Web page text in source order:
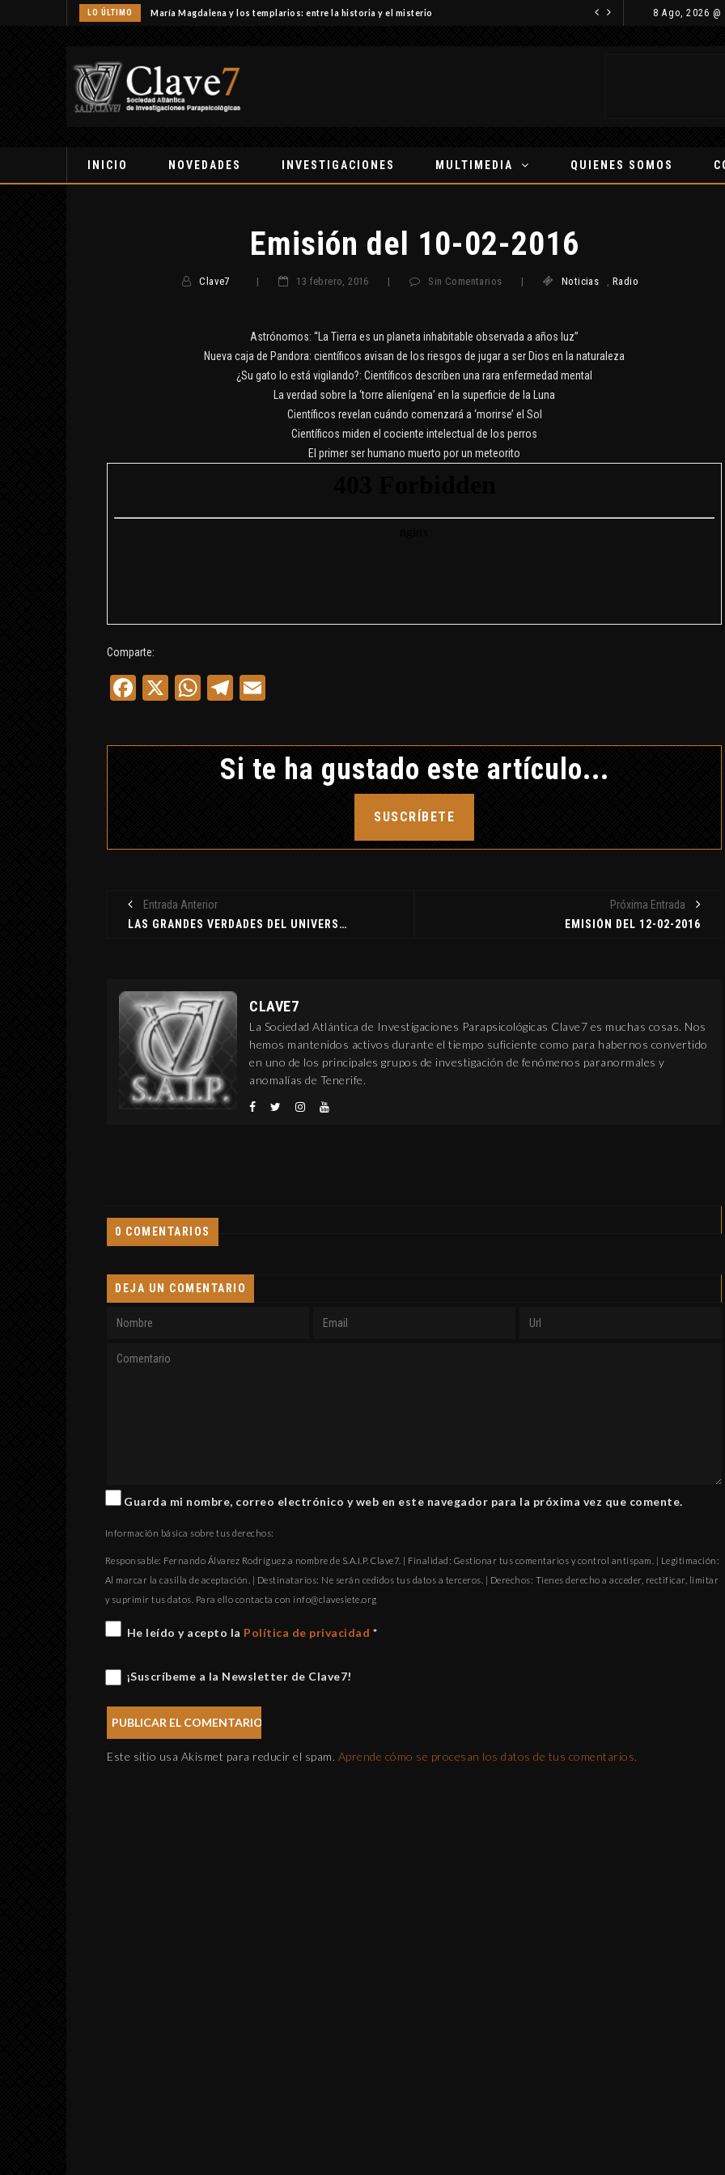
LO ÚLTIMO María Magdalena y los templarios: entre la historia y el misterio 8 Ago, 2026 @
INICIO NOVEDADES INVESTIGACIONES MULTIMEDIA QUIENES SOMOS
Emisión del 10-02-2016
Clave7 | 13 febrero, 2016 | Sin Comentarios | Noticias ,Radio
Astrónomos: “La Tierra es un planeta inhabitable observada a años luz”
Nueva caja de Pandora: científicos avisan de los riesgos de jugar a ser Dios en la naturaleza
¿Su gato lo está vigilando?: Científicos describen una rara enfermedad mental
La verdad sobre la ‘torre alienígena’ en la superficie de la Luna
Científicos revelan cuándo comenzará a ‘morirse’ el Sol
Científicos miden el cociente intelectual de los perros
El primer ser humano muerto por un meteorito
Comparte:
Facebook
X WhatsApp
Telegram
Si te ha gustado este artículo...
SUSCRÍBETE
Entrada Anterior
LAS GRANDES VERDADES DEL UNIVERSO - BARRANCO DE BADAJOZ
Próxima Entrada
EMISIÓN DEL 12-02-2016
CLAVE7
La Sociedad Atlántica de Investigaciones Parapsicológicas Clave7 es muchas cosas. Nos
hemos mantenidos activos durante el tiempo suficiente como para habernos convertido
en uno de los principales grupos de investigación de fenómenos paranormales y
anomalías de Tenerife.
0 COMENTARIOS
DEJA UN COMENTARIO
Guarda mi nombre, correo electrónico y web en este navegador para la próxima vez que comente.
Información básica sobre tus derechos:
Responsable: Fernando Álvarez Rodríguez a nombre de S.A.I.P. Clave7. | Finalidad: Gestionar tus comentarios y control antispam. | Legitimación:
Al marcar la casilla de aceptación. | Destinatarios: Ne serán cedidos tus datos a terceros. | Derechos: Tienes derecho a acceder, rectificar, limitar
y suprimir tus datos. Para ello contacta con gro.eteisevalc@ofni
He leído y acepto la Política de privacidad *
¡Suscríbeme a la Newsletter de Clave7!
Este sitio usa Akismet para reducir el spam. Aprende cómo se procesan los datos de tus comentarios.
INTERPRETACIÓN DE
ABRAXAS SEGÚN
BLAVATSKY Y JUNG
8 septiembre, 2019
CRÓNICA NEGRA DTK
12 febrero, 2019
EL